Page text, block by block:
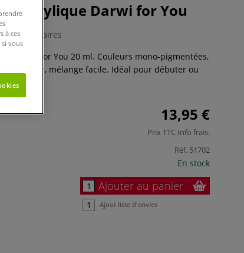
acrylique Darwi for You
Commentaires
Darwi for You 20 ml. Couleurs mono-pigmentées,
satinée, mélange facile. Idéal pour débuter ou
13,95 €
Prix TTC Info frais.
Réf. 51702
En stock
Ajouter au panier
Ajout liste d'envies
à ces
si vous